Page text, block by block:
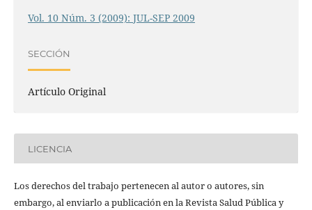
Vol. 10 Núm. 3 (2009): JUL-SEP 2009
SECCIÓN
Artículo Original
LICENCIA
Los derechos del trabajo pertenecen al autor o autores, sin
embargo, al enviarlo a publicación en la Revista Salud Pública y